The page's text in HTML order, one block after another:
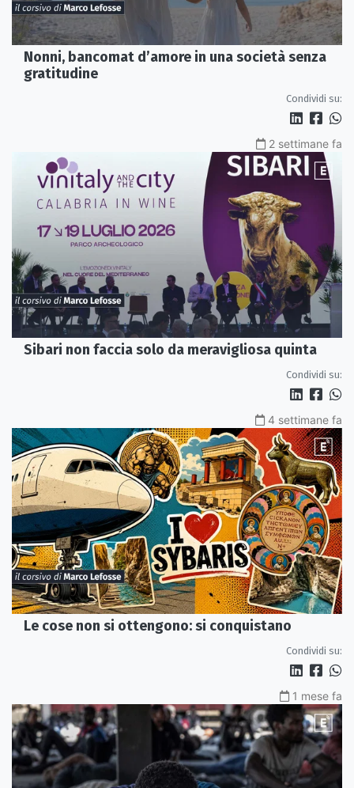
Nonni, bancomat d’amore in una società senza
gratitudine
Condividi su:
2 settimane fa
Sibari non faccia solo da meravigliosa quinta
Condividi su:
4 settimane fa
Le cose non si ottengono: si conquistano
Condividi su:
1 mese fa